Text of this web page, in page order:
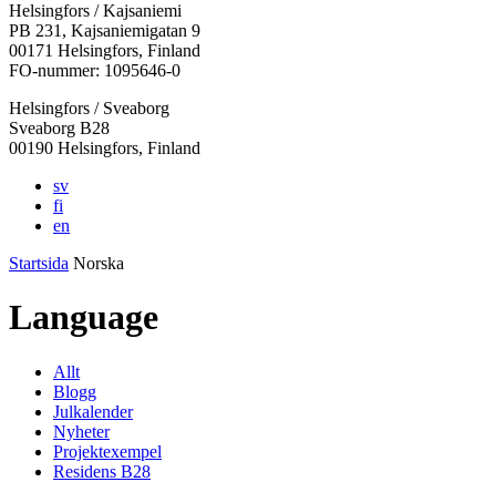
Helsingfors / Kajsaniemi
PB 231, Kajsaniemigatan 9
00171 Helsingfors, Finland
FO-nummer: 1095646-0
Helsingfors / Sveaborg
Sveaborg B28
00190 Helsingfors, Finland
sv
fi
en
Startsida Norska
Language
Allt
Blogg
Julkalender
Nyheter
Projektexempel
Residens B28